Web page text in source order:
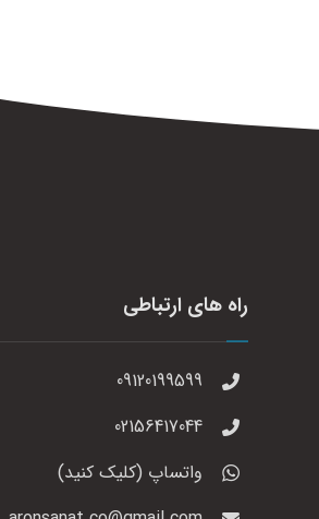
راه های ارتباطی
09120199599
02156417044
واتساپ (کلیک کنید)